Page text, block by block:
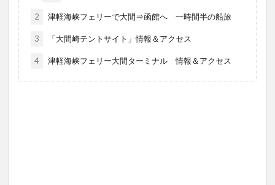
2 津軽海峡フェリーで大間⇒函館へ 一時間半の船旅
3 「大間崎テントサイト」情報＆アクセス
4 津軽海峡フェリー大間ターミナル 情報＆アクセス